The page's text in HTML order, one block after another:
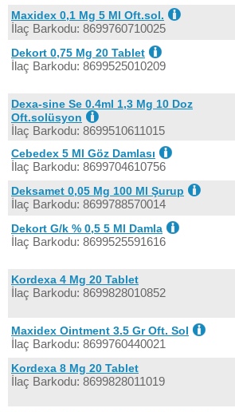
Maxidex 0,1 Mg 5 Ml Oft.sol.
İlaç Barkodu: 8699760710025
Dekort 0,75 Mg 20 Tablet
İlaç Barkodu: 8699525010209
Dexa-sine Se 0.4ml 1,3 Mg 10 Doz
Oft.solüsyon
İlaç Barkodu: 8699510611015
Cebedex 5 Ml Göz Damlası
İlaç Barkodu: 8699704610756
Deksamet 0,05 Mg 100 Ml Şurup
İlaç Barkodu: 8699788570014
Dekort G/k % 0,5 5 Ml Damla
İlaç Barkodu: 8699525591616
Kordexa 4 Mg 20 Tablet
İlaç Barkodu: 8699828010852
Maxidex Ointment 3.5 Gr Oft. Sol
İlaç Barkodu: 8699760440021
Kordexa 8 Mg 20 Tablet
İlaç Barkodu: 8699828011019